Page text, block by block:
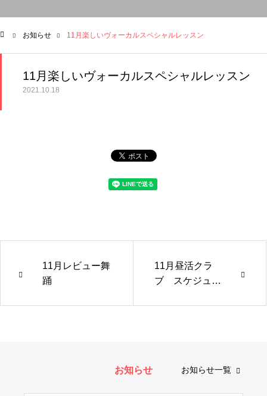
お知らせ 11月楽しいヴォーカルスペシャルレッスン
11月楽しいヴォーカルスペシャルレッスン
2021.10.18
11月レビュー舞
踊
11月昼活クラ
ブ スケジュー
お知らせ お知らせ一覧